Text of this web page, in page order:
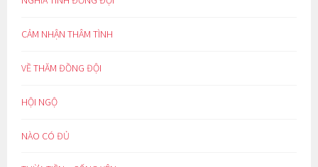
CẢM NHẬN THÂM TÌNH
VỀ THĂM ĐỒNG ĐỘI
HỘI NGỘ
NÀO CÓ ĐỦ